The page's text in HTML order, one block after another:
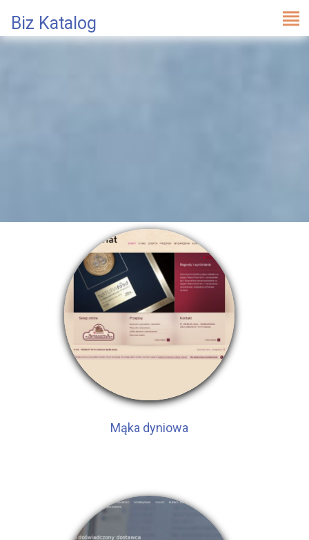
Biz Katalog
Mąka dyniowa